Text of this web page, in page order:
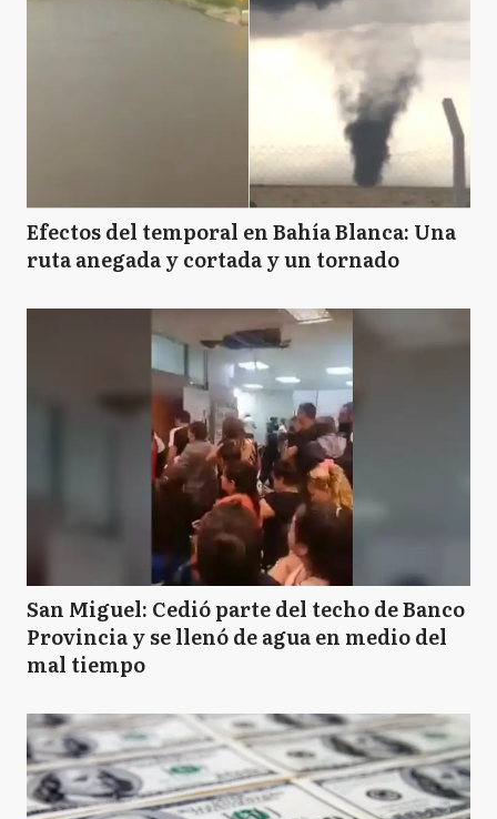
Efectos del temporal en Bahía Blanca: Una
ruta anegada y cortada y un tornado
San Miguel: Cedió parte del techo de Banco
Provincia y se llenó de agua en medio del
mal tiempo